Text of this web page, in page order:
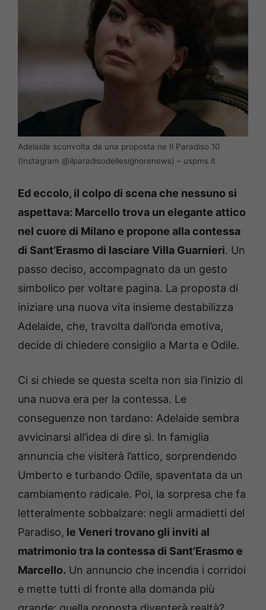
Adelaide sconvolta da una proposta ne Il Paradiso 10
(Instagram @ilparadisodellesignorenews) – uspms.it
Ed eccolo, il colpo di scena che nessuno si
aspettava: Marcello trova un elegante attico
nel cuore di Milano e propone alla contessa
di Sant’Erasmo di lasciare Villa Guarnieri. Un
passo deciso, accompagnato da un gesto
simbolico per voltare pagina. La proposta di
iniziare una nuova vita insieme destabilizza
Adelaide, che, travolta dall’onda emotiva,
decide di chiedere consiglio a Marta e Odile.
Ci si chiede se questa scelta non sia l’inizio di
una nuova era per la contessa. Le
conseguenze non tardano: Adelaide sembra
avvicinarsi all’idea di dire sì. In famiglia
annuncia che visiterà l’attico, sorprendendo
Umberto e turbando Odile, spaventata da un
cambiamento radicale. Poi, la sorpresa che fa
letteralmente sobbalzare: negli armadietti del
Paradiso, le Veneri trovano gli inviti al
matrimonio tra la contessa di Sant’Erasmo e
Marcello. Un annuncio che incendia i corridoi
e mette tutti di fronte alla domanda più